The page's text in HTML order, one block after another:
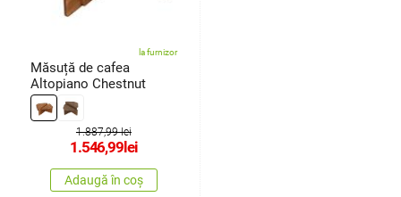
la furnizor
Măsuță de cafea
Altopiano Chestnut
1.887,99 lei
1.546,99 lei
Adaugă în coș